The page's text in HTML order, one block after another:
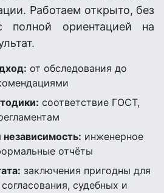
Работаем открыто, без
ориентацией на
от обследования до
соответствие ГОСТ,
инженерное
отчёты
заключения пригодны для
судебных и